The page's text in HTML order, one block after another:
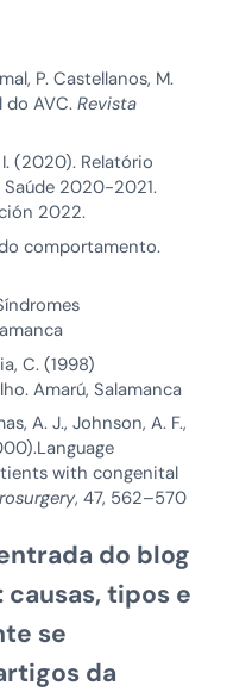
P. Castellanos, M.
do AVC.Revista
(2020). Relatório
Saúde 2020-2021.
2022.
comportamento.
C. (1998)
Amarú, Salamanca
A. J., Johnson, A. F.,
with congenital
, 47, 562–570
do blog
causas, tipos e
se
da